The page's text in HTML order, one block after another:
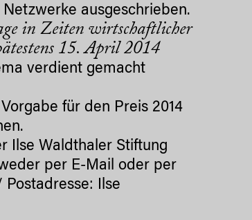
ausgeschrieben.
in Zeiten wirtschaftlicher
15. April 2014
verdient gemacht
für den Preis 2014
Ilse Waldthaler Stiftung
per E-Mail oder per
Ilse